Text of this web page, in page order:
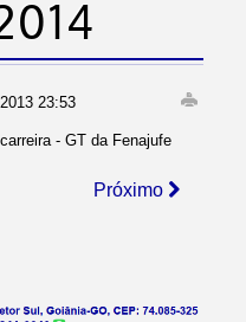
23:53
- GT da Fenajufe
Próximo